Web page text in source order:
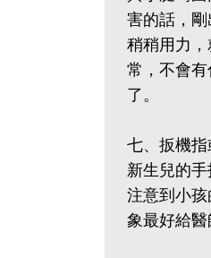
害的話，
稍稍用力
常，不會
了。
七、扳機
新生兒的
注意到小
象最好給